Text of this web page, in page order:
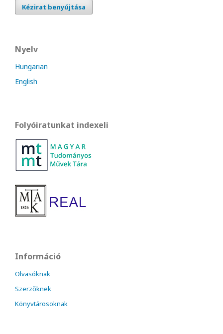
Kézirat benyújtása
Nyelv
Hungarian
English
Folyóiratunkat indexeli
Információ
Olvasóknak
Szerzőknek
Könyvtárosoknak